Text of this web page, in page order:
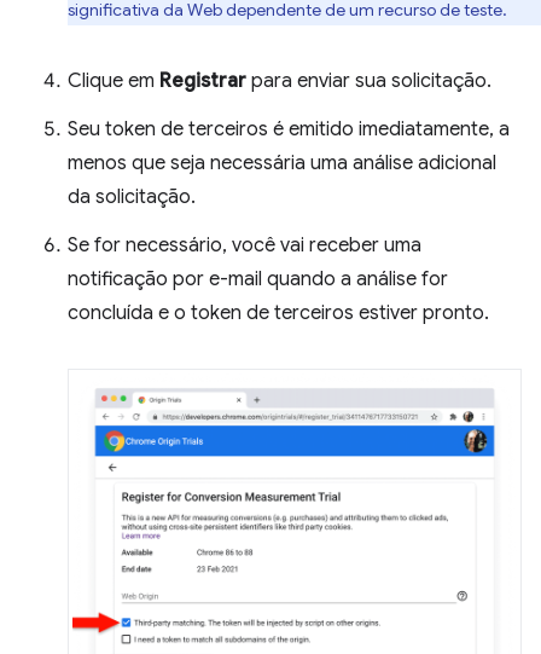
significativa da Web dependente de um recurso de teste.
Clique em Registrar para enviar sua solicitação.
Seu token de terceiros é emitido imediatamente, a
menos que seja necessária uma análise adicional
da solicitação.
Se for necessário, você vai receber uma
notificação por e-mail quando a análise for
concluída e o token de terceiros estiver pronto.